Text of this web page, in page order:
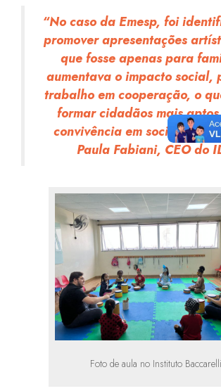
“No caso da Emesp, foi
promover apresentações
que fosse apenas para
aumentava o impacto social,
trabalho em cooperação, o
formar cidadãos mais
convivência em sociedade”,
Paula Fabiani, CEO do
Foto de aula no Instituto